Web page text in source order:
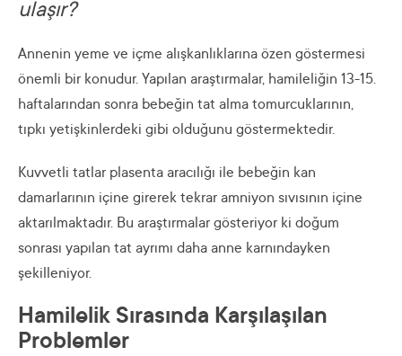
ulaşır?
Annenin yeme ve içme alışkanlıklarına özen göstermesi
önemli bir konudur. Yapılan araştırmalar, hamileliğin 13-15.
haftalarından sonra bebeğin tat alma tomurcuklarının,
tıpkı yetişkinlerdeki gibi olduğunu göstermektedir.
Kuvvetli tatlar plasenta aracılığı ile bebeğin kan
damarlarının içine girerek tekrar amniyon sıvısının içine
aktarılmaktadır. Bu araştırmalar gösteriyor ki doğum
sonrası yapılan tat ayrımı daha anne karnındayken
şekilleniyor.
Hamilelik Sırasında Karşılaşılan
Problemler